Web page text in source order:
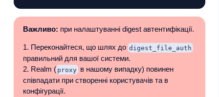
Важливо: при налаштуванні digest автентифікації.
Переконайтеся, що шлях до digest_file_auth
правильний для вашої системи.
Realm ( proxy в нашому випадку) повинен
співпадати при створенні користувачів та в
конфігурації.